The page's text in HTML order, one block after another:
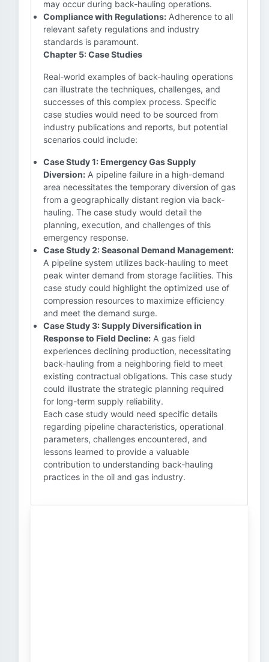
may occur during back-hauling operations.
Compliance with Regulations: Adherence to all
relevant safety regulations and industry
standards is paramount.
Chapter 5: Case Studies
Real-world examples of back-hauling operations
can illustrate the techniques, challenges, and
successes of this complex process. Specific
case studies would need to be sourced from
industry publications and reports, but potential
scenarios could include:
Case Study 1: Emergency Gas Supply
Diversion: A pipeline failure in a high-demand
area necessitates the temporary diversion of gas
from a geographically distant region via back-
hauling. The case study would detail the
planning, execution, and challenges of this
emergency response.
Case Study 2: Seasonal Demand Management:
A pipeline system utilizes back-hauling to meet
peak winter demand from storage facilities. This
case study could highlight the optimized use of
compression resources to maximize efficiency
and meet the demand surge.
Case Study 3: Supply Diversification in
Response to Field Decline: A gas field
experiences declining production, necessitating
back-hauling from a neighboring field to meet
existing contractual obligations. This case study
could illustrate the strategic planning required
for long-term supply reliability.
Each case study would need specific details
regarding pipeline characteristics, operational
parameters, challenges encountered, and
lessons learned to provide a valuable
contribution to understanding back-hauling
practices in the oil and gas industry.